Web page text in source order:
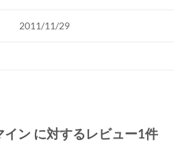
2011/11/29
ン に対するレビュー1件